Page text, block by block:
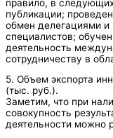
правило, в
публикации;
обмен делегациями и
специалистов;
деятельность
сотрудничеству в
5. Объем экспорта
(тыс. руб.).
Заметим, что при
совокупность
деятельности можно